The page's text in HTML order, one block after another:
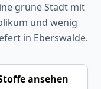
grüne Stadt mit
und wenig
in Eberswalde.
ansehen